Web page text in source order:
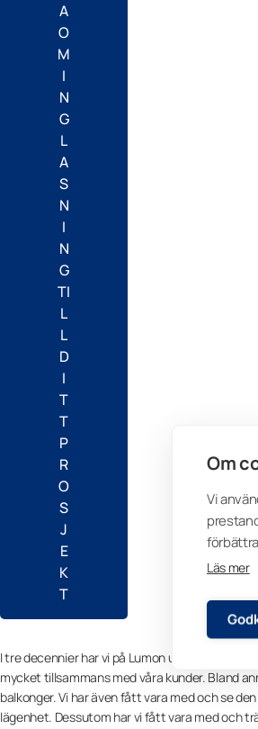
Om
Vi
Läs mer
A
O
M
I
N
G
L
A
S
N
I
N
G
TI
L
L
D
I
T
T
P
R
O
S
J
E
K
T
I tre decennier har vi på Lumon utvecklat
mycket tillsammans med våra kunder. Bland
balkonger. Vi har även fått vara med och se
lägenhet. Dessutom har vi fått vara med och